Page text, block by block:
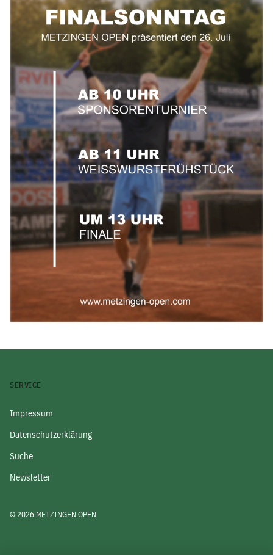
SERVICE
Impressum
Datenschutzerklärung
Suche
Newsletter
© 2026 METZINGEN OPEN